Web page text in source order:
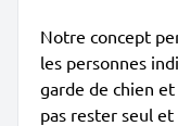
Notre concept
les personnes
garde de chien
pas rester seul